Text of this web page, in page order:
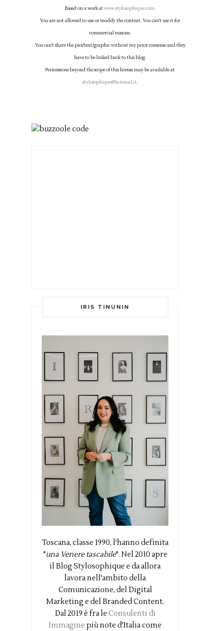
Based on a work atwww.stylosophique.com.
You are not allowed to use or modify the content. You can't use it for
commercial reasons.
You can't share the pics/text/graphic without my prior consense and they
have to be linked back to this blog.
Permissions beyond the scope of this license may be available at
stylosophique@hotmail.it.
IRIS TINUNIN
Toscana, classe 1990, l'hanno definita
"una Venere tascabile". Nel 2010 apre
il Blog Stylosophique e da allora
lavora nell'ambito della
Comunicazione, del Digital
Marketing e del Branded Content.
Dal 2019 è fra le Consulenti di
Immagine più note d'Italia come